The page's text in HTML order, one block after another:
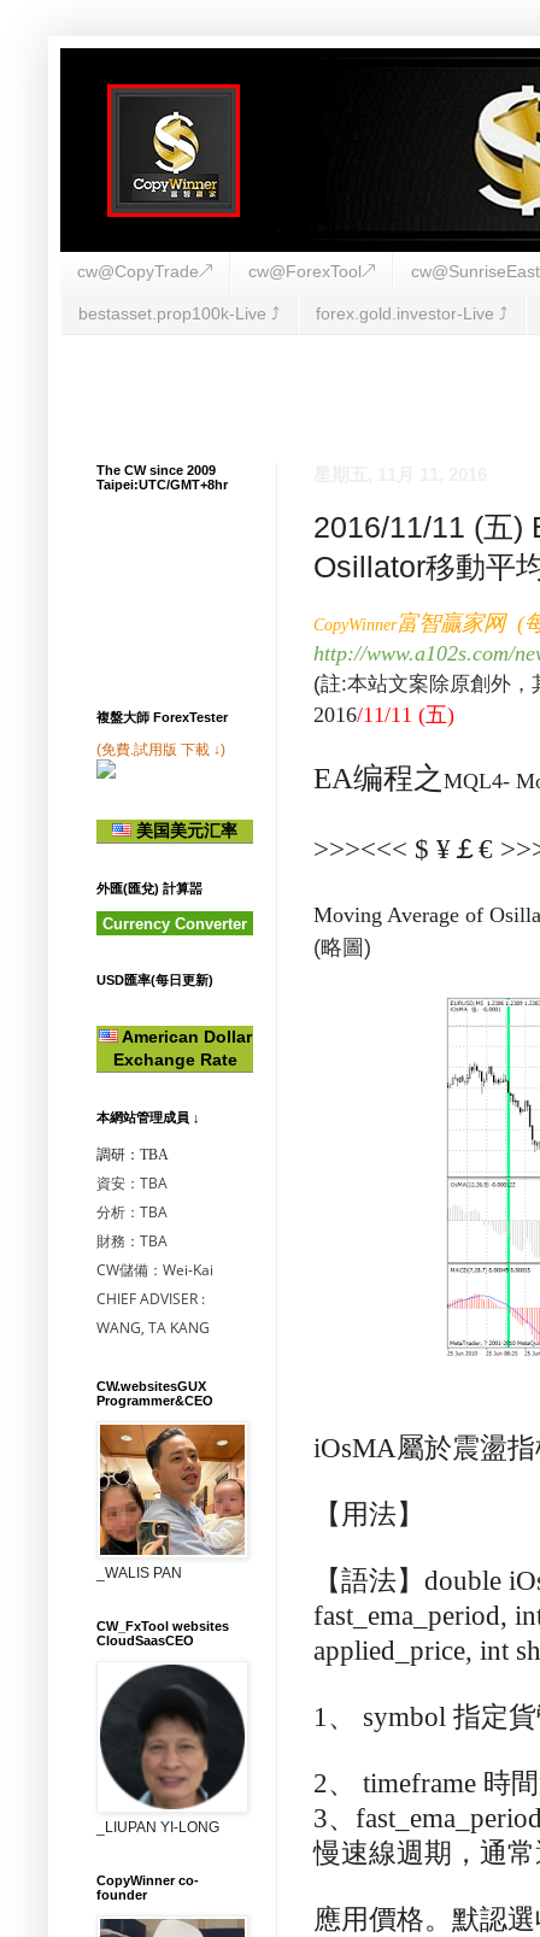
cw@CopyTrade↗ cw@ForexTool↗
bestasset.prop100k-Live ⤴︎ forex.gold.investor-Live ⤴︎
2016/11/11 (五)
Osillator移動平
CopyWinner富智贏家网 (
http://www.a102s.com/
(註:本站文案除原創外
2016/11/11 (五)
EA编程之 MQL4-
>>><<< $ ¥￡€
Moving Average of
(略圖)
iOsMA屬於震盪
【用法】
【語法】 double
fast_ema_period,
applied_price, int
1、 symbol 指定
2、 timeframe 時
3、
慢速線週期，通
應用價格。默認
The CW since 2009
Taipei:UTC/GMT+8hr
複盤大師 ForexTester
(免費.試用版 下載 ↓)
美国美元汇率
外匯(匯兌) 計算噐
Currency Converter
USD匯率(每日更新)
American Dollar
Exchange Rate
本網站管理成員 ↓
調研：TBA
資安：TBA
分析：TBA
財務：TBA
CW儲備：Wei-Kai
CHIEF ADVISER :
WANG, TA KANG
CW.websitesGUX
Programmer&CEO
_WALIS PAN
CW_FxTool websites
CloudSaasCEO
_LIUPAN YI-LONG
CopyWinner co-
founder